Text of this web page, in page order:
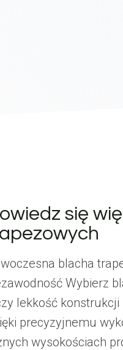
się
blacha
Wybierz
lekkość
precyzyjnemu
wysokościach